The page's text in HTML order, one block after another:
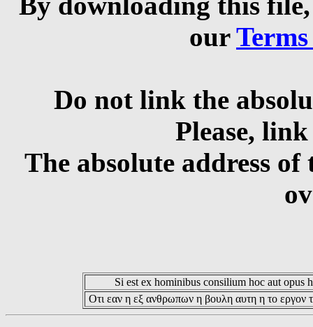
our
Do not link the
Please,
The absolute address
Si est ex hominibus consilium hoc aut opus
Οτι εαν η εξ ανθρωπων η βουλη αυτη η το εργον